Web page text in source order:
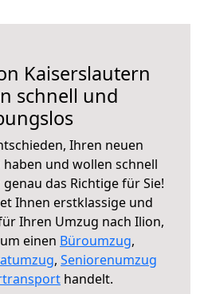
Kaiserslautern
schnell und
Ihren neuen
und wollen schnell
das Richtige für Sie!
Ihnen erstklassige und
Ihren Umzug nach Ilion,
einen Büroumzug,
, Seniorenumzug
handelt.